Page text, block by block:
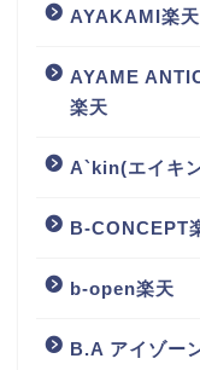
AYAKAMI楽天
AYAME
楽天
A`kin(エイキ
B-CONCEPT
b-open楽天
B.A アイゾー